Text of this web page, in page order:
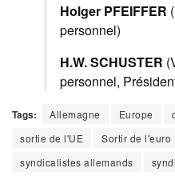
Holger PFEIFFER
personnel)
H.W. SCHUSTER
personnel,
Tags: Allemagne Europe
sortie de l'UE
Sortir de l'euro
syndicalistes allemands